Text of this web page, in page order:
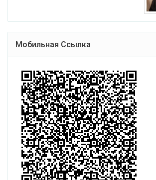
Мобильная Ссылка